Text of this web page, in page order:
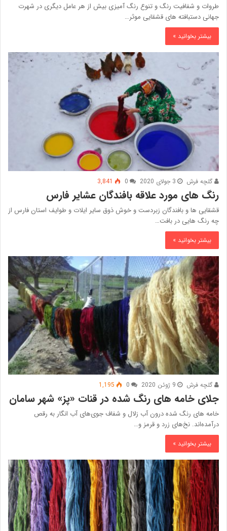
طروات و شفافیت رنگ و تنوع رنگ آمیزی بیش از هر عامل دیگری در شهرت
جهانی دستبافته های قشقایی موثر…
بیشتر بخوانید »
گلچه فرش 3 جولای 2020 0
3,841
رنگ های مورد علاقه بافندگان عشایر فارس
قشقایی ها و بافندگان زبردست و خوش ذوق سایر ایلات و طوایف استان فارس از
چه رنگ هایی در بافت…
بیشتر بخوانید »
گلچه فرش 9 ژوئن 2020 0
1,195
جلای خامه ‌های رنگ شده در قنات «پز» شهر سامان
خامه‌ های رنگ شده درون آب زلال و شفاف جوی‌های آب انگار به رقص
درآمده‌اند. نخ‌های زرد و قرمز و…
بیشتر بخوانید »